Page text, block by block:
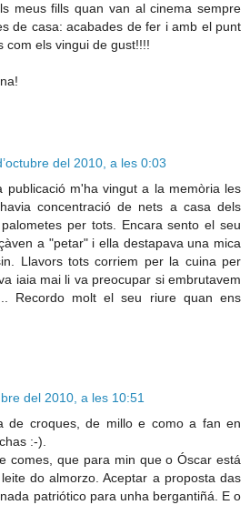
meus fills quan van al cinema sempre
de casa: acabades de fer i amb el punt
com els vingui de gust!!!!
del 2010, a les 0:03
publicació m'ha vingut a la memòria les
concentració de nets a casa dels
per tots. Encara sento el seu
a "petar" i ella destapava una mica
Llavors tots corriem per la cuina per
iaia mai li va preocupar si embrutavem
Recordo molt el seu riure quan ens
del 2010, a les 10:51
de croques, de millo e como a fan en
:-).
comes, que para min que o Óscar está
do almorzo. Aceptar a proposta das
patriótico para unha bergantiñá. E o